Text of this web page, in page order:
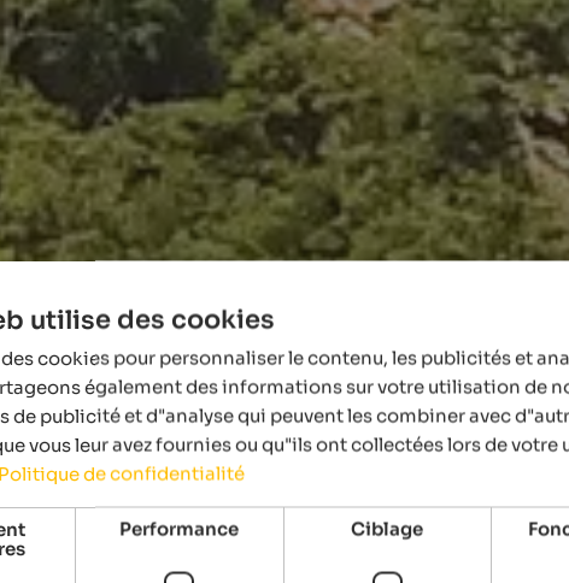
utilise des cookies
cookies pour personnaliser le contenu, les publicités et
également des informations sur votre utilisation de
de publicité et d"analyse qui peuvent les combiner avec
vous leur avez fournies ou qu"ils ont collectées lors de votre
Politique de confidentialité
Performance Ciblage